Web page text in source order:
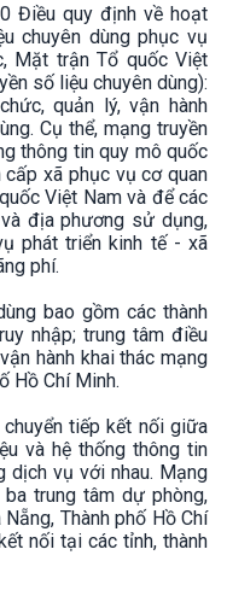
Điều quy định về hoạt
chuyên dùng phục vụ
Mặt trận Tổ quốc Việt
số liệu chuyên dùng):
quản lý, vận hành
Cụ thể, mạng truyền
thông tin quy mô quốc
xã phục vụ cơ quan
Việt Nam và để các
địa phương sử dụng,
phát triển kinh tế - xã
phí.
bao gồm các thành
nhập; trung tâm điều
hành khai thác mạng
Hồ Chí Minh.
tiếp kết nối giữa
và hệ thống thông tin
dịch vụ với nhau. Mạng
trung tâm dự phòng,
Thành phố Hồ Chí
nối tại các tỉnh, thành